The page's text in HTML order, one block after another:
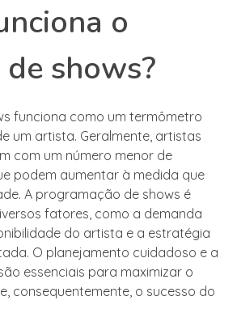
o
shows?
funciona como um termômetro
um artista. Geralmente, artistas
com um número menor de
podem aumentar à medida que
A programação de shows é
fatores, como a demanda
do artista e a estratégia
O planejamento cuidadoso e a
essenciais para maximizar o
consequentemente, o sucesso do